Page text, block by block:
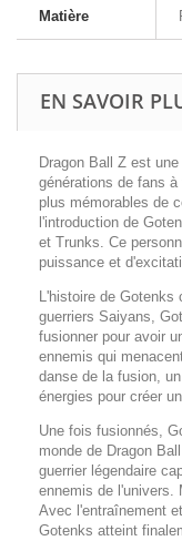
Matière
EN SAVOIR
Dragon Ball Z est
générations de fans
plus mémorables de
l'introduction de
et Trunks. Ce
puissance et
L'histoire de Gotenks
guerriers Saiyans,
fusionner pour avoir
ennemis qui
danse de la fusion,
énergies pour créer
Une fois fusionnés,
monde de Dragon
guerrier légendaire
ennemis de l'univers.
Avec l'entraînement
Gotenks atteint